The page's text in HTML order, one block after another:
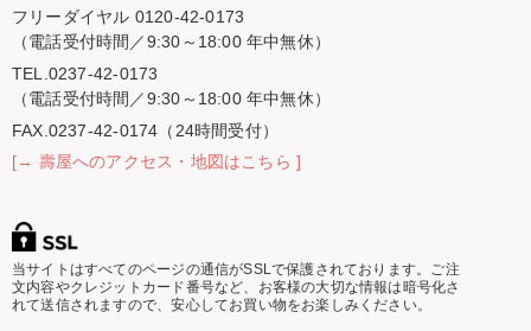
フリーダイヤル 0120-42-0173
（電話受付時間／9:30～18:00 年中無休）
TEL.0237-42-0173
（電話受付時間／9:30～18:00 年中無休）
FAX.0237-42-0174（24時間受付）
[→ 壽屋へのアクセス・地図はこちら ]
当サイトはすべてのページの通信がSSLで保護されております。ご注
文内容やクレジットカード番号など、お客様の大切な情報は暗号化さ
れて送信されますので、安心してお買い物をお楽しみください。